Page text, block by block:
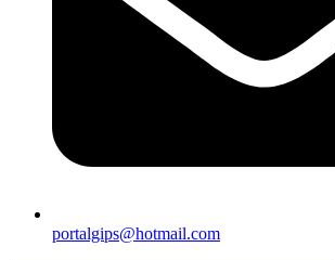
portalgips@hotmail.com